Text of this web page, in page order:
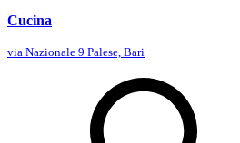
Cucina
via Nazionale 9 Palese, Bari